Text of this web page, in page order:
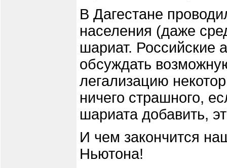
В Дагестане
населения (даже
шариат. Российские
обсуждать
легализацию
ничего страшного,
шариата добавить,
И чем закончится
Ньютона!